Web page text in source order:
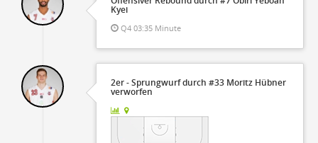
Kyei
Q4 03:35 Minute
2er - Sprungwurf durch #33 Moritz Hübner
verworfen